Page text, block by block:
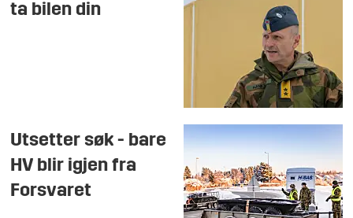
ta bilen din
Utsetter søk - bare
HV blir igjen fra
Forsvaret